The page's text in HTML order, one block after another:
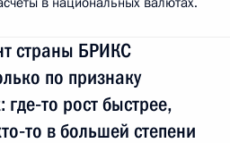
страны БРИКС
по признаку
рост быстрее,
в большей степени